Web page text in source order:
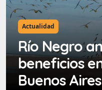
Actualidad
Río Negro
beneficios
Buenos